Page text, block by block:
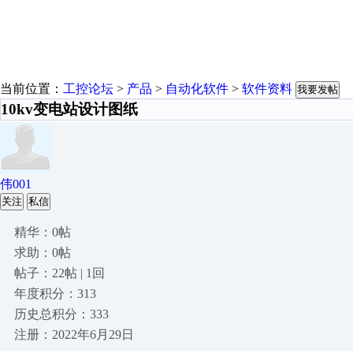
当前位置： 工控论坛 > 产品 > 自动化软件 > 软件资料 我要发帖
10kv变电站设计图纸
伟001
关注 私信
精华：0帖
求助：0帖
帖子：22帖 | 1回
年度积分：313
历史总积分：333
注册：2022年6月29日